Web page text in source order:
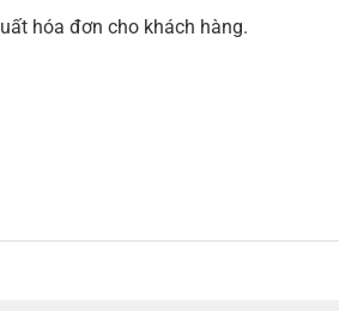
hóa đơn cho khách hàng.